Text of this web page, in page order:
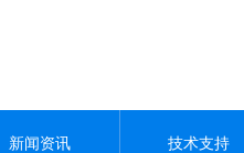
新闻资讯 技术支持